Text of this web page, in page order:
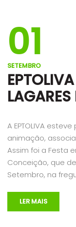
01
SETEMBRO
A EPTOLIVA
animação,
Assim foi a Festa
Conceição, que
Setembro, na
LER MAIS